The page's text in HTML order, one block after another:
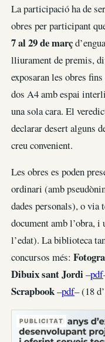
La participació ha de ser
obres per participant
7 al 29 de març
lliurament de premis,
exposaran les obres
dos A4 amb espai
una sola cara. El
declarar desert alguns
creu convenient.
Les obres es poden
ordinari (amb
dades personals), o via
document amb l’obra, i
l’edat). La biblioteca
concursos més:
Dibuix sant Jordi–pdf
Scrapbook–pdf– (18
PUBLICITAT